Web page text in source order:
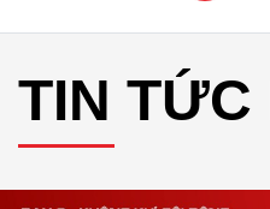
TIN TỨC